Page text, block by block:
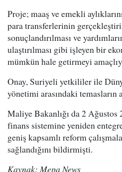
Proje; maaş ve emekli
para transferlerinin
sonuçlandırılması ve
ulaştırılması gibi işleyen bir
mümkün hale getirmeyi
Onay, Suriyeli yetkililer ile
yönetimi arasındaki temasların
Maliye Bakanlığı da 2
finans sistemine yeniden
geniş kapsamlı reform
sağlandığını bildirmişti.
Kaynak: Mepa News